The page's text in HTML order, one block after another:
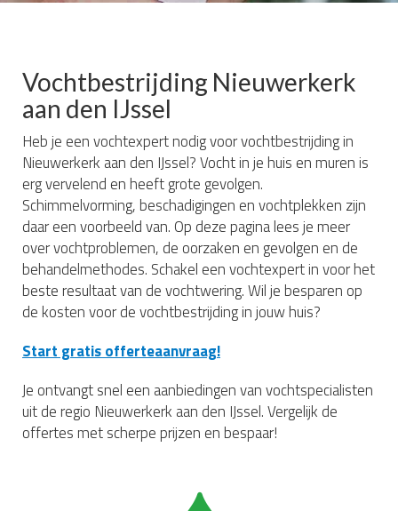
Vochtbestrijding Nieuwerkerk
aan den IJssel
Heb je een vochtexpert nodig voor vochtbestrijding in
Nieuwerkerk aan den IJssel? Vocht in je huis en muren is
erg vervelend en heeft grote gevolgen.
Schimmelvorming, beschadigingen en vochtplekken zijn
daar een voorbeeld van. Op deze pagina lees je meer
over vochtproblemen, de oorzaken en gevolgen en de
behandelmethodes. Schakel een vochtexpert in voor het
beste resultaat van de vochtwering. Wil je besparen op
de kosten voor de vochtbestrijding in jouw huis?
Start gratis offerteaanvraag!
Je ontvangt snel een aanbiedingen van vochtspecialisten
uit de regio Nieuwerkerk aan den IJssel. Vergelijk de
offertes met scherpe prijzen en bespaar!